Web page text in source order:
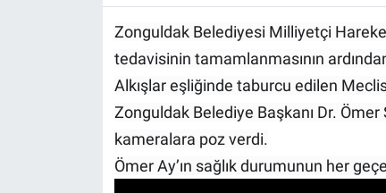
Zonguldak Belediyesi Milliyetçi
tedavisinin tamamlanmasının
Alkışlar eşliğinde taburcu edilen
Zonguldak Belediye Başkanı Dr.
kameralara poz verdi.
Ömer Ay’ın sağlık durumunun her